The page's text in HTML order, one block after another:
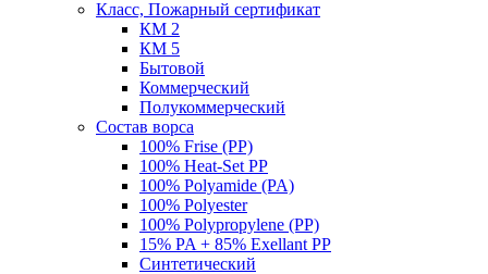
Класс, Пожарный сертификат
КМ 2
КМ 5
Бытовой
Коммерческий
Полукоммерческий
Состав ворса
100% Frise (PP)
100% Heat-Set PP
100% Polyamide (PA)
100% Polyester
100% Polypropylene (PP)
15% PA + 85% Exellant PP
Синтетический